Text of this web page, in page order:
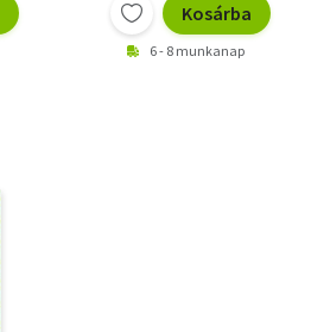
Kosárba
6 - 8 munkanap